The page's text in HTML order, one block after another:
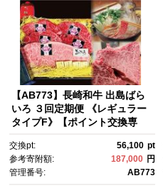
【AB773】長崎和牛 出島ばら
いろ ３回定期便 《レギュラー
タイプF》【ポイント交換専
交換pt: 56,100 pt
参考寄附額:
187,000 円
管理番号:
AB773